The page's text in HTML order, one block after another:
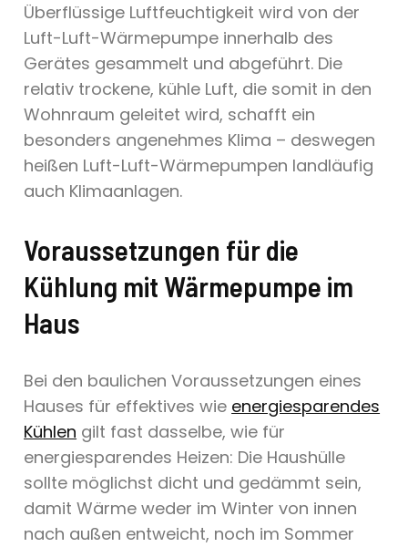
Überflüssige Luftfeuchtigkeit wird von der
Luft-Luft-Wärmepumpe innerhalb des
Gerätes gesammelt und abgeführt. Die
relativ trockene, kühle Luft, die somit in den
Wohnraum geleitet wird, schafft ein
besonders angenehmes Klima – deswegen
heißen Luft-Luft-Wärmepumpen landläufig
auch Klimaanlagen.
Voraussetzungen für die
Kühlung mit Wärmepumpe im
Haus
Bei den baulichen Voraussetzungen eines
Hauses für effektives wie energiesparendes
Kühlen gilt fast dasselbe, wie für
energiesparendes Heizen: Die Haushülle
sollte möglichst dicht und gedämmt sein,
damit Wärme weder im Winter von innen
nach außen entweicht, noch im Sommer